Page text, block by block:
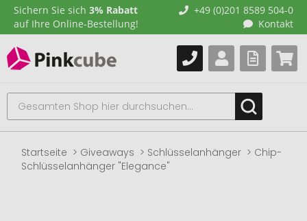
Sichern Sie sich 3% Rabatt
auf Ihre Online-Bestellung!
+49 (0)201 8589 504-0
Kontakt
Startseite Giveaways Schlüsselanhänger
Chip-
Schlüsselanhänger "Elegance"